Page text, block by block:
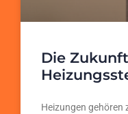
Die
Heizungen gehören